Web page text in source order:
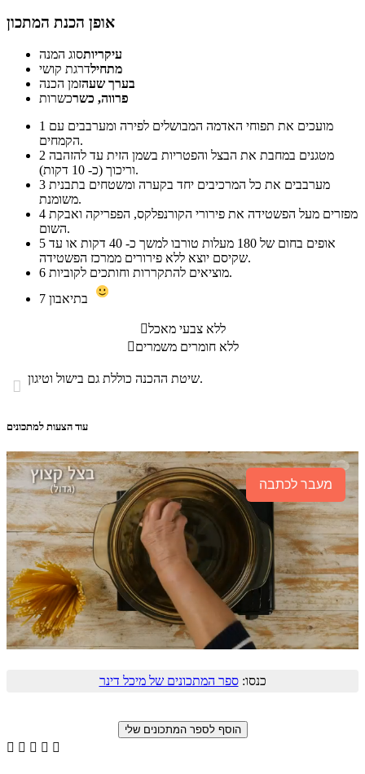
אופן הכנת המתכון
עיקריותסוג המנה
מתחילדרגת קושי
בערך שעהזמן הכנה
פרווה, כשרכשרות
1
הקמחים.
2
וריכוך (כ- 10 דקות).
3
משומנת.
4
השום.
5
שקיסם יוצא ללא פירורים ממרכז הפשטידה.
6
מוציאים להתקררות וחותכים לקוביות.
7
ללא צבעי מאכל
ללא חומרים משמרים
 שיטת ההכנה כוללת גם בישול וטיגון.
עוד הצעות למתכונים
מעבר לכתבה
כנסו:ספר המתכונים של מיכל דינר
    